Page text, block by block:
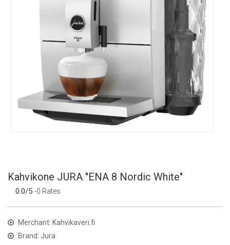
Kahvikone JURA "ENA 8 Nordic White"
0.0/5 -0 Rates
Merchant: Kahvikaveri.fi
Brand: Jura